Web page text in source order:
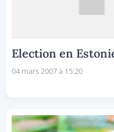
Election en
04 mars 2007 à 15:20